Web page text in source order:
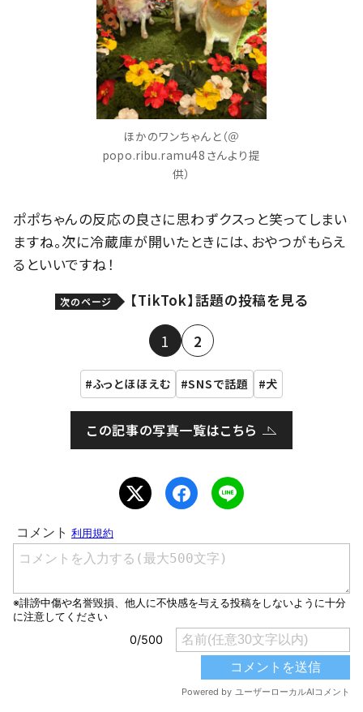
ほかのワンちゃんと（＠
popo.ribu.ramu48さんより提
供）
ポポちゃんの反応の良さに思わずクスっと笑ってしまい
ますね。次に冷蔵庫が開いたときには、おやつがもらえ
るといいですね！
次のページ 【TikTok】話題の投稿を見る
1 2
ふっとほほえむ SNSで話題 犬
この記事の写真一覧はこちら